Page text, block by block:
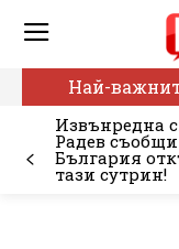
Най-
Извънредна
Радев
България
тази сутрин!